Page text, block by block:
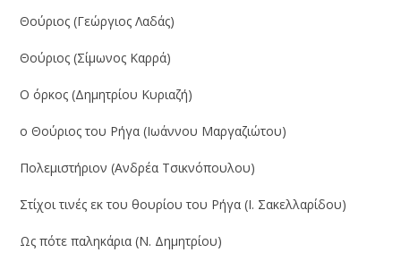
Θούριος (Γεώργιος Λαδάς)
Θούριος (Σίμωνος Καρρά)
Ο όρκος (Δημητρίου Κυριαζή)
ο Θούριος του Ρήγα (Ιωάννου Μαργαζιώτου)
Πολεμιστήριον (Ανδρέα Τσικνόπουλου)
Στίχοι τινές εκ του θουρίου του Ρήγα (Ι. Σακελλαρίδου)
Ως πότε παληκάρια (Ν. Δημητρίου)